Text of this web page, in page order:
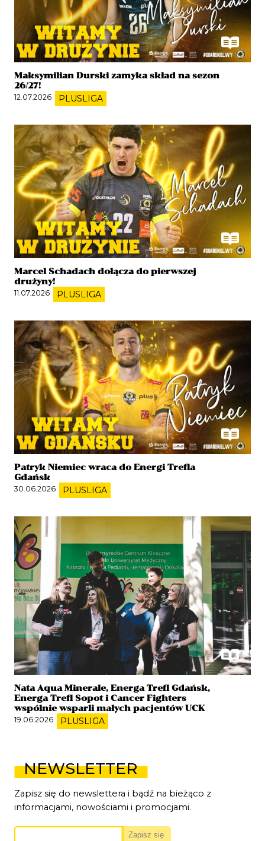
Maksymilian Durski zamyka skład na sezon
26/27!
12.07.2026 PLUSLIGA
Marcel Schadach dołącza do pierwszej
drużyny!
11.07.2026 PLUSLIGA
Patryk Niemiec wraca do Energi Trefla
Gdańsk
30.06.2026 PLUSLIGA
Nata Aqua Minerale, Energa Trefl Gdańsk,
Energa Trefl Sopot i Cancer Fighters
wspólnie wsparli małych pacjentów UCK
19.06.2026 PLUSLIGA
NEWSLETTER
Zapisz się do newslettera i bądź na bieżąco z
informacjami, nowościami i promocjami.